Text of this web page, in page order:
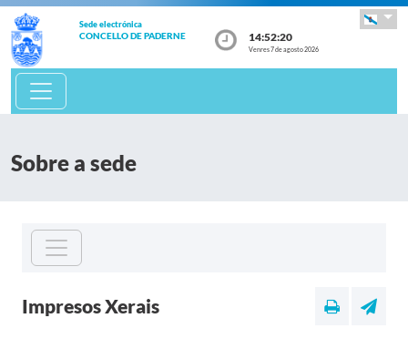
Sede electrónica
CONCELLO DE PADERNE 14:52:20
Venres 7 de agosto 2026
Sobre a sede
Impresos Xerais